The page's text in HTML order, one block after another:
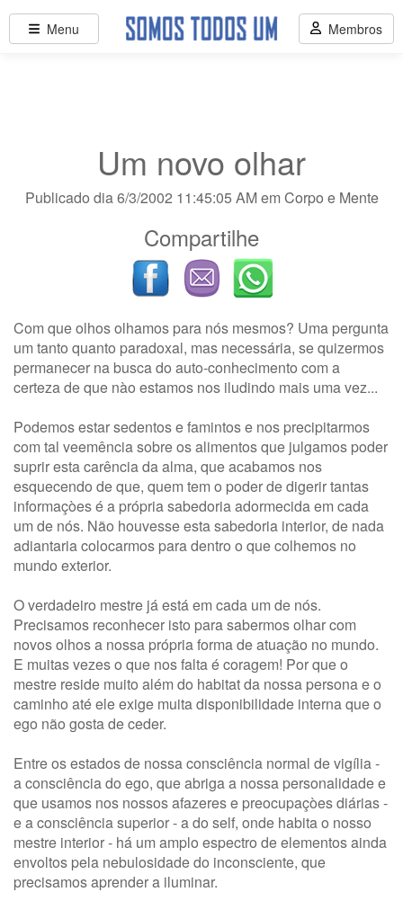
Um novo olhar
Publicado dia 6/3/2002 11:45:05 AM emCorpo e Mente
Compartilhe
Com que olhos olhamos para nós mesmos? Uma pergunta
um tanto quanto paradoxal, mas necessária, se quizermos
permanecer na busca do auto-conhecimento com a
certeza de que nào estamos nos iludindo mais uma vez...
Podemos estar sedentos e famintos e nos precipitarmos
com tal veemência sobre os alimentos que julgamos poder
suprir esta carência da alma, que acabamos nos
esquecendo de que, quem tem o poder de digerir tantas
informaçòes é a própria sabedoria adormecida em cada
um de nós. Não houvesse esta sabedoria interior, de nada
adiantaria colocarmos para dentro o que colhemos no
mundo exterior.
O verdadeiro mestre já está em cada um de nós.
Precisamos reconhecer isto para sabermos olhar com
novos olhos a nossa própria forma de atuação no mundo.
E muitas vezes o que nos falta é coragem! Por que o
mestre reside muito além do habitat da nossa persona e o
caminho até ele exige muita disponibilidade interna que o
ego não gosta de ceder.
Entre os estados de nossa consciência normal de vigília -
a consciência do ego, que abriga a nossa personalidade e
que usamos nos nossos afazeres e preocupaçòes diárias -
e a consciência superior - a do self, onde habita o nosso
mestre interior - há um amplo espectro de elementos ainda
envoltos pela nebulosidade do inconsciente, que
precisamos aprender a iluminar.
Menu Membros